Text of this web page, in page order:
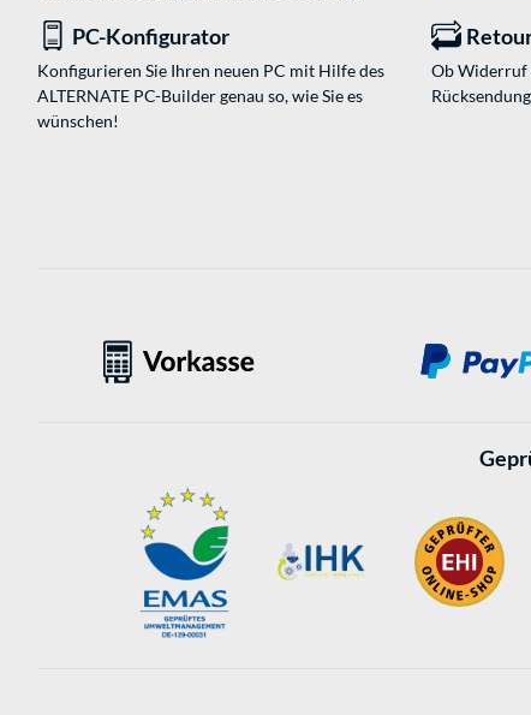
PC-Konfigurator
Konfigurieren Sie Ihren neuen PC mit Hilfe des
ALTERNATE PC-Builder genau so, wie Sie es
wünschen!
Ob Widerruf